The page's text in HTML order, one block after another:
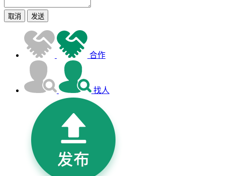
取消 发送
合作
找人